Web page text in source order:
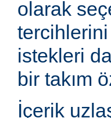
olarak
tercihlerini
istekleri
bir takım
İçerik